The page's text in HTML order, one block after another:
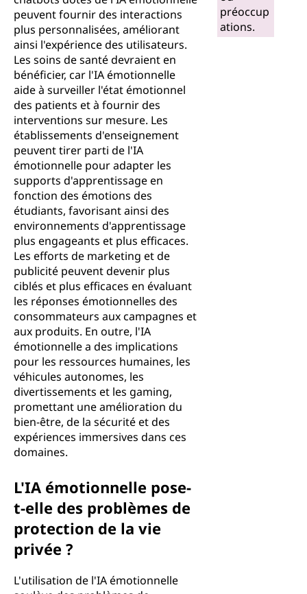
peuvent fournir des interactions
plus personnalisées, améliorant
ainsi l'expérience des utilisateurs.
Les soins de santé devraient en
bénéficier, car l'IA émotionnelle
aide à surveiller l'état émotionnel
des patients et à fournir des
interventions sur mesure. Les
établissements d'enseignement
peuvent tirer parti de l'IA
émotionnelle pour adapter les
supports d'apprentissage en
fonction des émotions des
étudiants, favorisant ainsi des
environnements d'apprentissage
plus engageants et plus efficaces.
Les efforts de marketing et de
publicité peuvent devenir plus
ciblés et plus efficaces en évaluant
les réponses émotionnelles des
consommateurs aux campagnes et
aux produits. En outre, l'IA
émotionnelle a des implications
pour les ressources humaines, les
véhicules autonomes, les
divertissements et les gaming,
promettant une amélioration du
bien-être, de la sécurité et des
expériences immersives dans ces
domaines.
L'IA émotionnelle pose-
t-elle des problèmes de
protection de la vie
privée ?
L'utilisation de l'IA émotionnelle
préoccup
ations.